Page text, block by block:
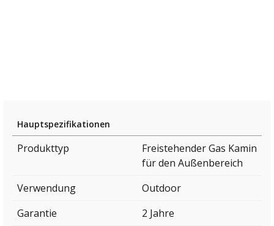
Hauptspezifikationen
Produkttyp
Freistehender Gas Kamin
für den Außenbereich
Verwendung
Outdoor
Garantie
2 Jahre